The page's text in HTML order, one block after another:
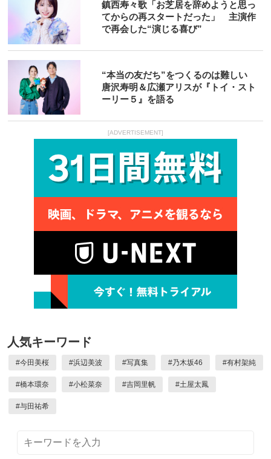
鎮西寿々歌「お芝居を辞めようと思っ
てからの再スタートだった」 主演作
で再会した“演じる喜び”
“本当の友だち”をつくるのは難しい
唐沢寿明＆広瀬アリスが『トイ・スト
ーリー５』を語る
[ADVERTISEMENT]
人気キーワード
#今田美桜 #浜辺美波 #写真集 #乃木坂46 #有村架純
#橋本環奈 #小松菜奈 #吉岡里帆 #土屋太鳳
#与田祐希